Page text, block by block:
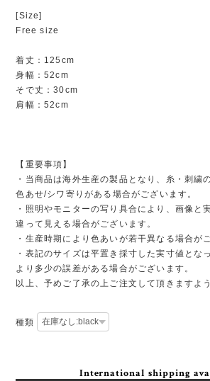
[Size]
Free size
着丈：125cm
身幅：52cm
そで丈：30cm
肩幅：52cm
【重要事項】
・当商品は海外生産の製品となり、糸・刺繍
色あせ/シワ寄りがある場合がございます。
・照明やモニターの写り具合により、画像と
違って見える場合がございます。
・生産時期により色あいが若干異なる場合が
・表記のサイズは平置き採寸した実寸値とな
より多少の誤差がある場合がございます。
以上、予めご了承の上ご注文して頂きますよ
種類
International shipping